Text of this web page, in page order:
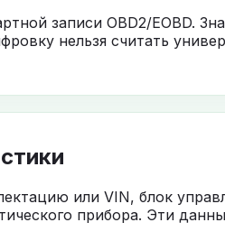
записи OBD2/EOBD.
нельзя считать
или VIN, блок
прибора. Эти